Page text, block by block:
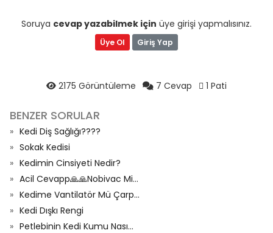
Soruya cevap yazabilmek için üye girişi yapmalısınız.
Üye Ol Giriş Yap
2175 Görüntüleme 7 Cevap 1 Pati
BENZER SORULAR
Kedi Diş Sağlığı????
Sokak Kedisi
Kedimin Cinsiyeti Nedir?
Acil Cevapp🙏🙏Nobivac Mi...
Kedime Vantilatör Mü Çarp...
Kedi Dışkı Rengi
Petlebinin Kedi Kumu Nası...